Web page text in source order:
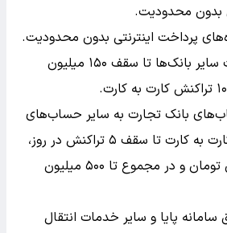
بدون محدودیت.
پرداخت اینترنتی بدون محدودیت.
انتقال وجه به کارت سایر بانک‌ها تا سقف ۱۵۰ میلیون
بانک تجارت به سایر حساب‌های
بانک تجارت در قالب کارت به کارت تا سقف ۵ تراکنش در روز،
هر تراکنش ۱۰۰ میلیون تومان و در مجموع تا ۵۰۰ میلیون
سامانه پایا و سایر خدمات انتقال